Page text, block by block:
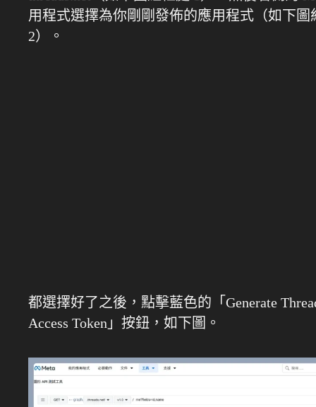
用程式選擇為你剛剛發佈的應用程式（如下圖
2）。
都選擇好了之後，點擊藍色的「Generate
Access Token」按鈕，如下圖。